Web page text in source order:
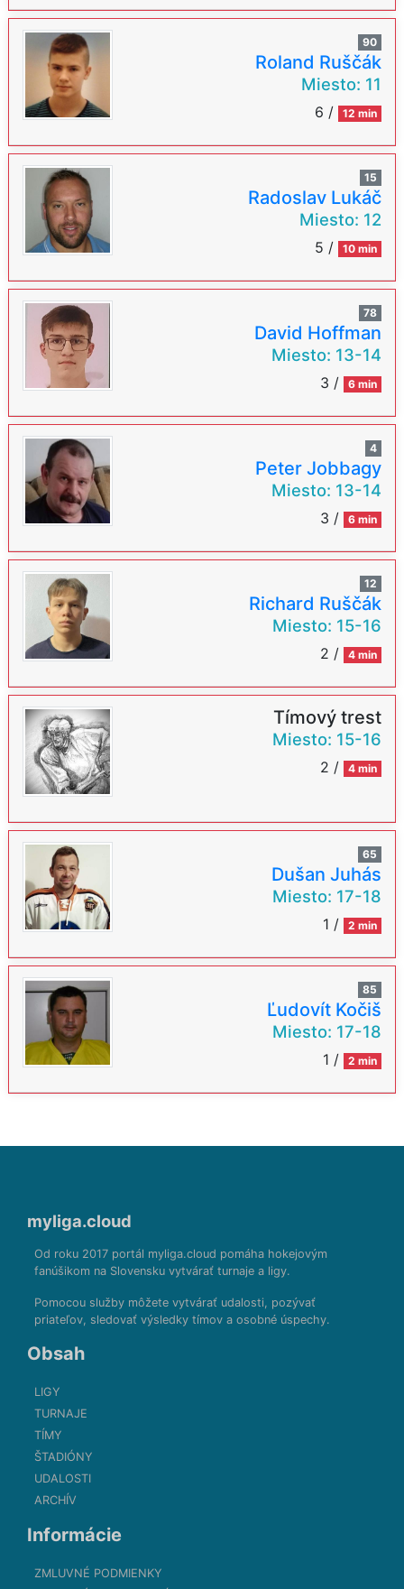
90
Roland Ruščák
Miesto: 11
6 / 12 min
15
Radoslav Lukáč
Miesto: 12
5 / 10 min
78
David Hoffman
Miesto: 13-14
3 / 6 min
4
Peter Jobbagy
Miesto: 13-14
3 / 6 min
12
Richard Ruščák
Miesto: 15-16
2 / 4 min
Tímový trest
Miesto: 15-16
2 / 4 min
65
Dušan Juhás
Miesto: 17-18
1 / 2 min
85
Ľudovít Kočiš
Miesto: 17-18
1 / 2 min
myliga.cloud
Od roku 2017 portál myliga.cloud pomáha hokejovým
fanúšikom na Slovensku vytvárať turnaje a ligy.
Pomocou služby môžete vytvárať udalosti, pozývať
priateľov, sledovať výsledky tímov a osobné úspechy.
Obsah
LIGY
TURNAJE
TÍMY
ŠTADIÓNY
UDALOSTI
ARCHÍV
Informácie
ZMLUVNÉ PODMIENKY